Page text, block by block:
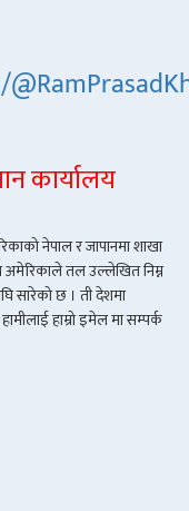
कार्यालय
नेपाल र जापानमा शाखा
अमेरिकाले तल उल्लेखित निम्न
सारेको छ । ती देशमा
हाम्रो इमेल मा सम्पर्क